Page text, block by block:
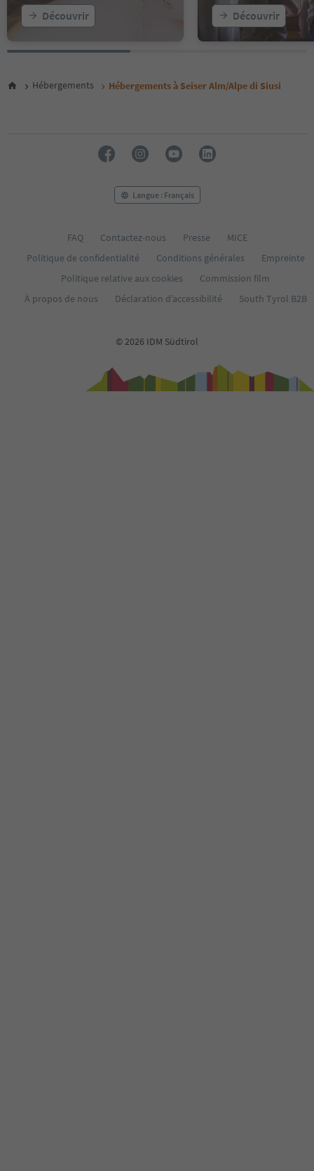
Découvrir Découvrir
Hébergements Hébergements à Seiser Alm/Alpe di Siusi
Langue : Français
FAQ Contactez-nous Presse
MICE
Politique de confidentialité
Conditions générales
Empreinte
Politique relative aux cookies
Commission film
À propos de nous
Déclaration d’accessibilité South Tyrol B2B
© 2026 IDM Südtirol